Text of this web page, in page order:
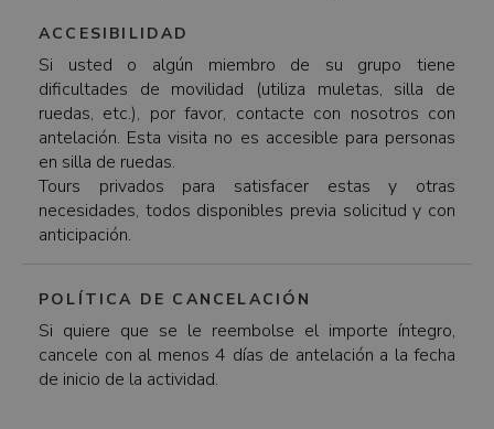
ACCESIBILIDAD
Si usted o algún miembro de su grupo tiene
dificultades de movilidad (utiliza muletas, silla de
ruedas, etc.), por favor, contacte con nosotros con
antelación. Esta visita no es accesible para personas
en silla de ruedas.
Tours privados para satisfacer estas y otras
necesidades, todos disponibles previa solicitud y con
anticipación.
POLÍTICA DE CANCELACIÓN
Si quiere que se le reembolse el importe íntegro,
cancele con al menos 4 días de antelación a la fecha
de inicio de la actividad.